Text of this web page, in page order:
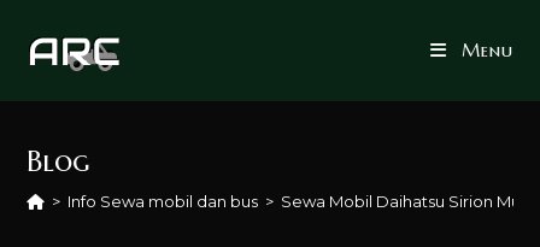
Menu
Blog
> Info Sewa mobil dan bus > Sewa Mobil Daihatsu Sirion